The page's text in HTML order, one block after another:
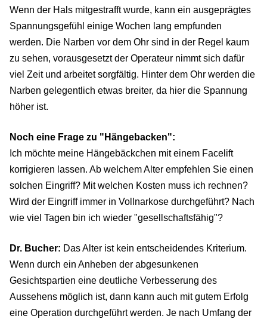
Wenn der Hals mitgestrafft wurde, kann ein ausgeprägtes
Spannungsgefühl einige Wochen lang empfunden
werden. Die Narben vor dem Ohr sind in der Regel kaum
zu sehen, vorausgesetzt der Operateur nimmt sich dafür
viel Zeit und arbeitet sorgfältig. Hinter dem Ohr werden die
Narben gelegentlich etwas breiter, da hier die Spannung
höher ist.
Noch eine Frage zu "Hängebacken":
Ich möchte meine Hängebäckchen mit einem Facelift
korrigieren lassen. Ab welchem Alter empfehlen Sie einen
solchen Eingriff? Mit welchen Kosten muss ich rechnen?
Wird der Eingriff immer in Vollnarkose durchgeführt? Nach
wie viel Tagen bin ich wieder "gesellschaftsfähig"?
Dr. Bucher: Das Alter ist kein entscheidendes Kriterium.
Wenn durch ein Anheben der abgesunkenen
Gesichtspartien eine deutliche Verbesserung des
Aussehens möglich ist, dann kann auch mit gutem Erfolg
eine Operation durchgeführt werden. Je nach Umfang der